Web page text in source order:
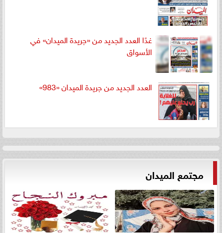
غدًا العدد الجديد من «جريدة الميدان» في
الأسواق
العدد الجديد من جريدة الميدان «983»
مجتمع الميدان